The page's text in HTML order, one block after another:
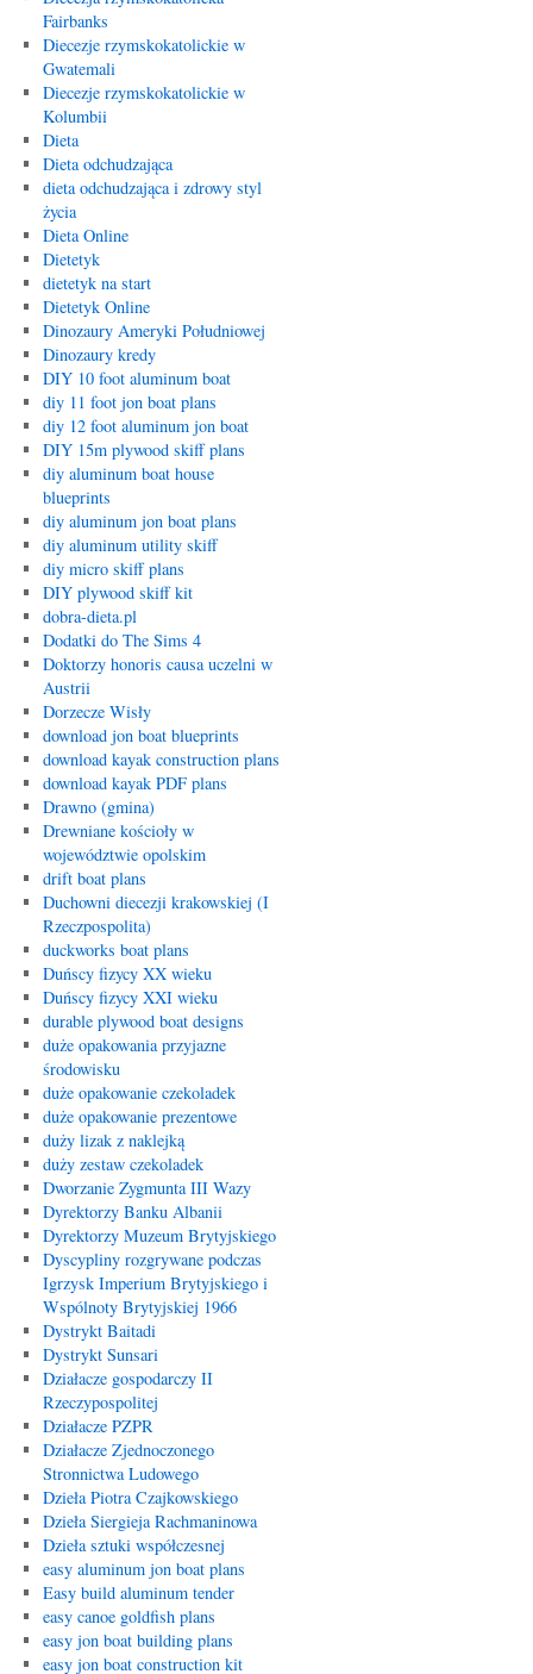
Fairbanks
Diecezje rzymskokatolickie w
Gwatemali
Diecezje rzymskokatolickie w
Kolumbii
Dieta
Dieta odchudzająca
dieta odchudzająca i zdrowy styl
życia
Dieta Online
Dietetyk
dietetyk na start
Dietetyk Online
Dinozaury Ameryki Południowej
Dinozaury kredy
DIY 10 foot aluminum boat
diy 11 foot jon boat plans
diy 12 foot aluminum jon boat
DIY 15m plywood skiff plans
diy aluminum boat house
blueprints
diy aluminum jon boat plans
diy aluminum utility skiff
diy micro skiff plans
DIY plywood skiff kit
dobra-dieta.pl
Dodatki do The Sims 4
Doktorzy honoris causa uczelni w
Austrii
Dorzecze Wisły
download jon boat blueprints
download kayak construction plans
download kayak PDF plans
Drawno (gmina)
Drewniane kościoły w
województwie opolskim
drift boat plans
Duchowni diecezji krakowskiej (I
Rzeczpospolita)
duckworks boat plans
Duńscy fizycy XX wieku
Duńscy fizycy XXI wieku
durable plywood boat designs
duże opakowania przyjazne
środowisku
duże opakowanie czekoladek
duże opakowanie prezentowe
duży lizak z naklejką
duży zestaw czekoladek
Dworzanie Zygmunta III Wazy
Dyrektorzy Banku Albanii
Dyrektorzy Muzeum Brytyjskiego
Dyscypliny rozgrywane podczas
Igrzysk Imperium Brytyjskiego i
Wspólnoty Brytyjskiej 1966
Dystrykt Baitadi
Dystrykt Sunsari
Działacze gospodarczy II
Rzeczypospolitej
Działacze PZPR
Działacze Zjednoczonego
Stronnictwa Ludowego
Dzieła Piotra Czajkowskiego
Dzieła Siergieja Rachmaninowa
Dzieła sztuki współczesnej
easy aluminum jon boat plans
Easy build aluminum tender
easy canoe goldfish plans
easy jon boat building plans
easy jon boat construction kit